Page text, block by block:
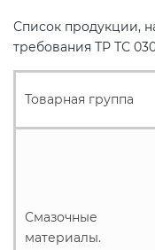
Список продукции,
требования ТР ТС
Товарная группа
Смазочные
материалы.
БАДы